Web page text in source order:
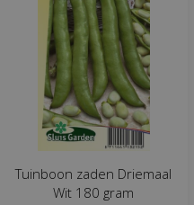
Tuinboon zaden Driemaal
Wit 180 gram